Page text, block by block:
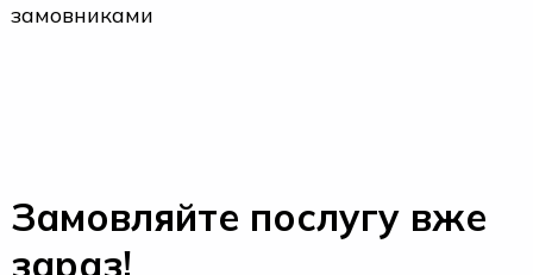
замовниками
Замовляйте послугу вже
зараз!